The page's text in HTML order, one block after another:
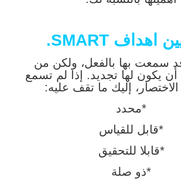
سمعت بها بالفعل، ولكن من
أن يكون لها تجديد. إذا لم تسمع
إليك ما تقف عليه:
*محدد
*قابل للقياس
*قابلا للتحقيق
*ذو صلة